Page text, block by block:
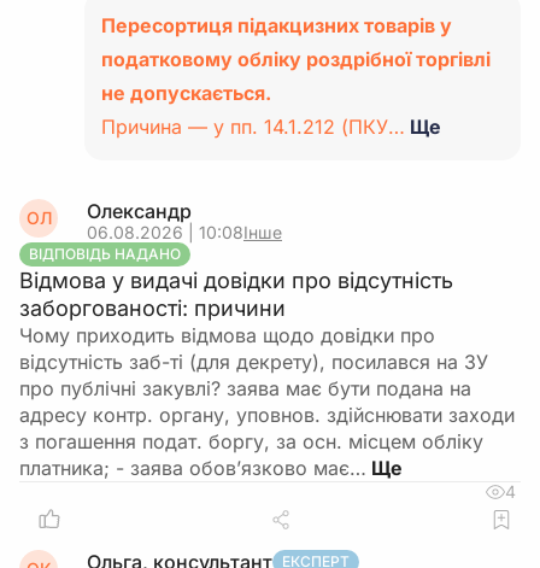
Пересортиця підакцизних товарів у
податковому обліку роздрібної торгівлі
не допускається.
Причина — у пп. 14.1.212 (ПКУ… Ще
ОЛ Олександр
06.08.2026 | 10:08Інше
ВІДПОВІДЬ НАДАНО
Відмова у видачі довідки про відсутність
заборгованості: причини
Чому приходить відмова щодо довідки про
відсутність заб-ті (для декрету), посилався на ЗУ
про публічні закувлі? заява має бути подана на
адресу контр. органу, уповнов. здійснювати заходи
з погашення подат. боргу, за осн. місцем обліку
платника; - заява обов’язково має…
4
Ольга, консультант ЕКСПЕРТ